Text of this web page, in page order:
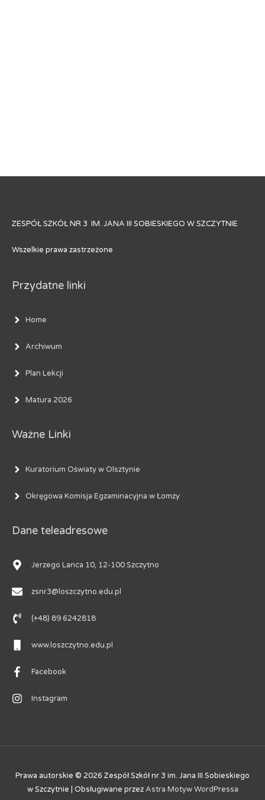
ZESPÓŁ SZKÓŁ NR 3 IM. JANA III SOBIESKIEGO W SZCZYTNIE
Wszelkie prawa zastrzeżone
Przydatne linki
Home
Archiwum
Plan Lekcji
Matura 2026
Ważne Linki
Kuratorium Oświaty w Olsztynie
Okręgowa Komisja Egzaminacyjna w Łomży
Dane teleadresowe
Jerzego Lanca 10, 12-100 Szczytno
zsnr3@loszczytno.edu.pl
(+48) 89 6242818
www.loszczytno.edu.pl
Facebook
Instagram
Prawa autorskie © 2026 Zespół Szkół nr 3 im. Jana III Sobieskiego
w Szczytnie | Obsługiwane przezAstra Motyw WordPressa